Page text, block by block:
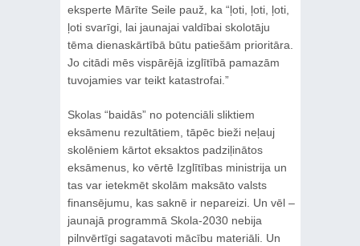
eksperte Mārīte Seile pauž, ka “ļoti, ļoti, ļoti,
ļoti svarīgi, lai jaunajai valdībai skolotāju
tēma dienaskārtībā būtu patiešām prioritāra.
Jo citādi mēs vispārējā izglītībā pamazām
tuvojamies var teikt katastrofai.”
Skolas “baidās” no potenciāli sliktiem
eksāmenu rezultātiem, tāpēc bieži neļauj
skolēniem kārtot eksaktos padziļinātos
eksāmenus, ko vērtē Izglītības ministrija un
tas var ietekmēt skolām maksāto valsts
finansējumu, kas saknē ir nepareizi. Un vēl –
jaunajā programmā Skola-2030 nebija
pilnvērtīgi sagatavoti mācību materiāli. Un